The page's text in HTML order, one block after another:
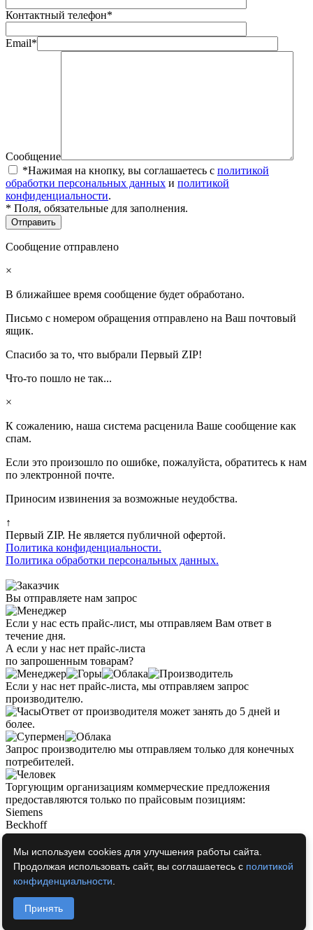
Контактный телефон*
Email*
Сообщение
*Нажимая на кнопку, вы соглашаетесь с политикой
обработки персональных данных и политикой
конфиденциальности.
* Поля, обязательные для заполнения.
Сообщение отправлено
×
В ближайшее время сообщение будет обработано.
Письмо с номером обращения отправлено на Ваш почтовый
ящик.
Спасибо за то, что выбрали Первый ZIP!
Что-то пошло не так...
×
К сожалению, наша система расценила Ваше сообщение как
спам.
Если это произошло по ошибке, пожалуйста, обратитесь к нам
по электронной почте.
Приносим извинения за возможные неудобства.
↑
Первый ZIP. Не является публичной офертой.
Политика конфиденциальности.
Политика обработки персональных данных.
Вы отправляете нам запрос
Если у нас есть прайс-лист, мы отправляем Вам ответ в
течение дня.
А если у нас нет прайс-листа
по запрошенным товарам?
Если у нас нет прайс-листа, мы отправляем запрос
производителю.
Ответ от производителя может занять до 5 дней и
более.
Запрос производителю мы отправляем только для конечных
потребителей.
Торгующим организациям коммерческие предложения
предоставляются только по прайсовым позициям:
Siemens
Beckhoff
Pepperl+Fuchs
Phoenix Contact
PILZ
Turck
Leuze Electronic
Endress+Hauser
Murr Elektronik
Мы используем cookies для улучшения работы сайта.
Продолжая использовать сайт, вы соглашаетесь с политикой
конфиденциальности
Принять